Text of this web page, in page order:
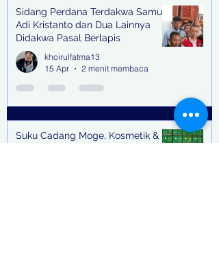
Sidang Perdana Terdakwa Samuel
Adi Kristanto dan Dua Lainnya
Didakwa Pasal Berlapis
khoirulfatma13
15 Apr
2 menit membaca
Suku Cadang Moge, Kosmetik &